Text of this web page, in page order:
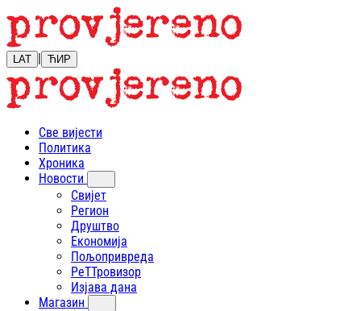
LAT | ЋИР
Све вијести
Политика
Хроника
Новости
Свијет
Регион
Друштво
Економија
Пољопривреда
РеТТровизор
Изјава дана
Магазин